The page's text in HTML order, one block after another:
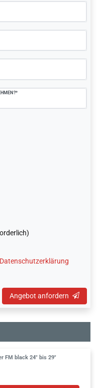
Daten­schutz­erklärung
Angebot anfordern
FM black 24" bis 29"